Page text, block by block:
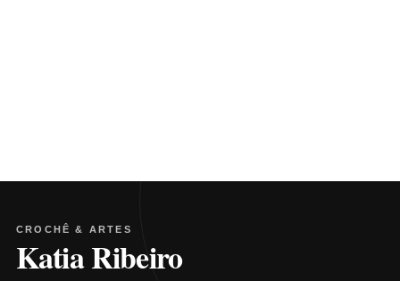
CROCHÊ & ARTES
Katia Ribeiro